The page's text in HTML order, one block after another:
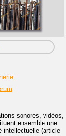
sonores, vidéos,
ensemble une
intellectuelle (article